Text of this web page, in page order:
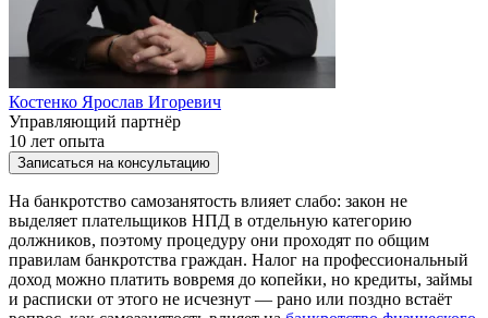
Костенко Ярослав Игоревич
Управляющий партнёр
10 лет опыта
Записаться на консультацию
На банкротство самозанятость влияет слабо: закон не
выделяет плательщиков НПД в отдельную категорию
должников, поэтому процедуру они проходят по общим
правилам банкротства граждан. Налог на профессиональный
доход можно платить вовремя до копейки, но кредиты, займы
и расписки от этого не исчезнут — рано или поздно встаёт